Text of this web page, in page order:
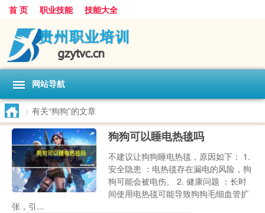
首 页 职业技能 技能大全
网站导航
> 有关“狗狗”的文章
狗狗可以睡电热毯吗
不建议让狗狗睡电热毯，原因如下： 1.
安全隐患 ：电热毯存在漏电的风险，狗
狗可能会被电伤。 2. 健康问题 ：长时
间使用电热毯可能导致狗狗毛细血管扩
张，引...